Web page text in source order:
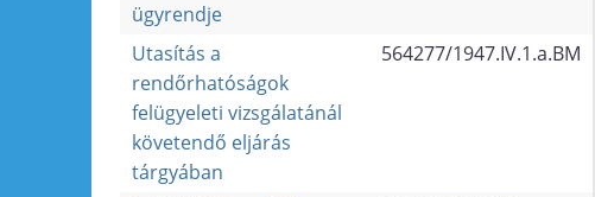
ügyrendje
Utasítás a
rendőrhatóságok
felügyeleti vizsgálatánál
követendő eljárás
tárgyában
564277/1947.IV.1.a.BM